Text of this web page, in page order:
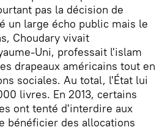
pas la décision de
un large écho public mais le
Choudary vivait
Uni, professait l'islam
drapeaux américains tout en
sociales. Au total, l'État lui
livres. En 2013, certains
ont tenté d'interdire aux
bénéficier des allocations